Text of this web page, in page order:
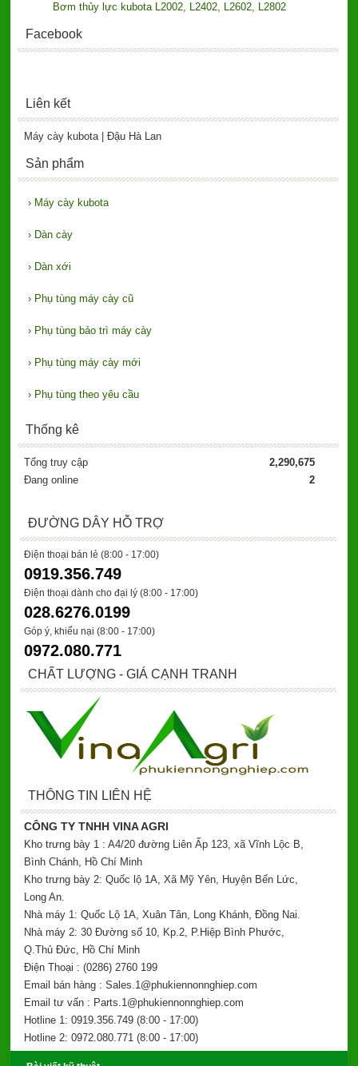
Bơm thủy lực kubota L2002, L2402, L2602, L2802
Facebook
Liên kết
Máy cày kubota | Đậu Hà Lan
Sản phẩm
› Máy cày kubota
› Dàn cày
› Dàn xới
› Phụ tùng máy cày cũ
› Phụ tùng bảo trì máy cày
› Phụ tùng máy cày mới
› Phụ tùng theo yêu cầu
Thống kê
Tổng truy cập
2,290,675
Đang online
2
ĐƯỜNG DÂY HỖ TRỢ
Điện thoại bán lẻ (8:00 - 17:00)
0919.356.749
Điện thoại dành cho đại lý(8:00 - 17:00)
028.6276.0199
Góp ý, khiếu nại (8:00 - 17:00)
0972.080.771
CHẤT LƯỢNG - GIÁ CẠNH TRANH
THÔNG TIN LIÊN HỆ
CÔNG TY TNHH VINA AGRI
Kho trưng bày 1 : A4/20 đường Liên Ấp 123, xã Vĩnh Lộc B,
Bình Chánh, Hồ Chí Minh
Kho trưng bày 2: Quốc lộ 1A, Xã Mỹ Yên, Huyện Bến Lức,
Long An.
Nhà máy 1: Quốc Lộ 1A, Xuân Tân, Long Khánh, Đồng Nai.
Nhà máy 2: 30 Đường số 10, Kp.2, P.Hiệp Bình Phước,
Q.Thủ Đức, Hồ Chí Minh
Điện Thoại : (0286) 2760 199
Email bán hàng : Sales.1@phukiennonnghiep.com
Email tư vấn : Parts.1@phukiennonnghiep.com
Hotline 1: 0919.356.749(8:00 - 17:00)
Hotline 2: 0972.080.771(8:00 - 17:00)